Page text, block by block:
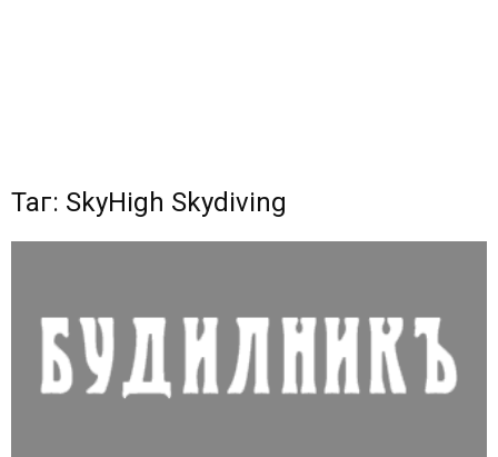
Таг: SkyHigh Skydiving